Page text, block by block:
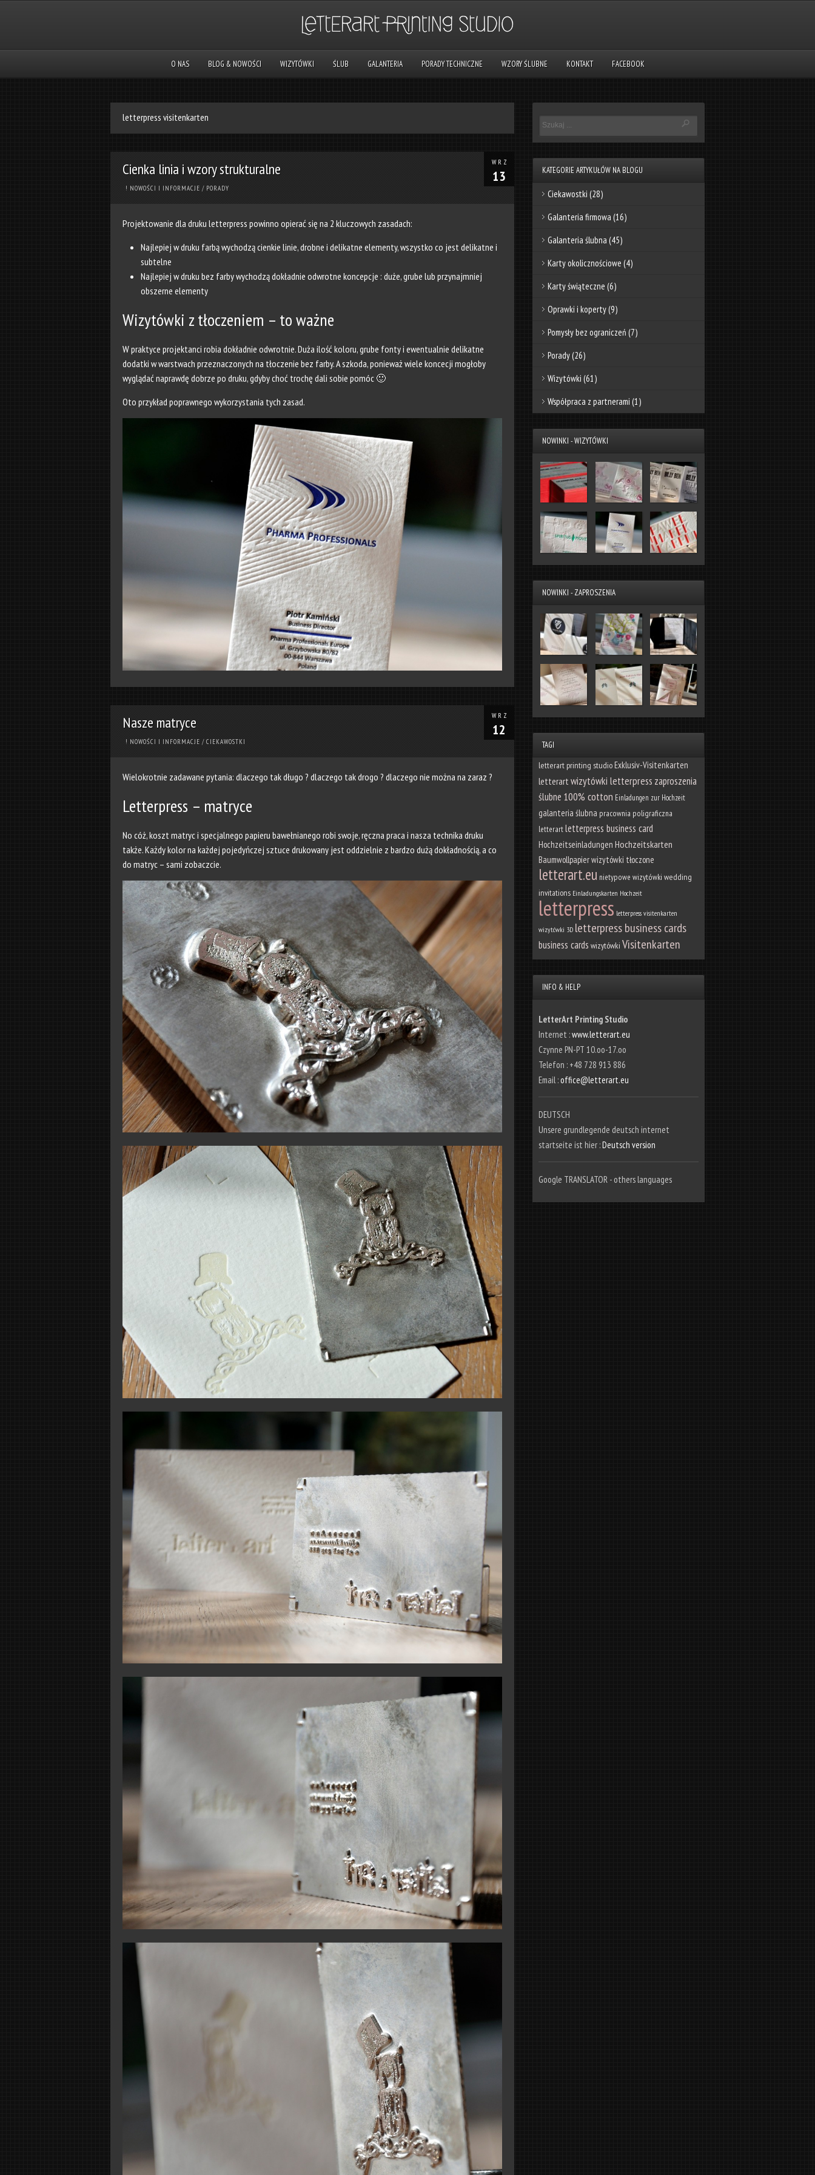
O NAS BLOG & NOWOŚCI WIZYTÓWKI ŚLUB GALANTERIA PORADY TECHNICZNE WZORY ŚLUBNE KONTAKT FACEBOOK
letterpress visitenkarten
WRZ
13
Cienka linia i wzory strukturalne
! NOWOŚCI I INFORMACJE / PORADY
Projektowanie dla druku letterpress powinno opierać się na 2 kluczowych zasadach:
Najlepiej w druku farbą wychodzą cienkie linie, drobne i delikatne elementy, wszystko co jest delikatne i
subtelne
Najlepiej w druku bez farby wychodzą dokładnie odwrotne koncepcje : duże, grube lub przynajmniej
obszerne elementy
Wizytówki z tłoczeniem – to ważne
W praktyce projektanci robia dokładnie odwrotnie. Duża ilość koloru, grube fonty i ewentualnie delikatne
dodatki w warstwach przeznaczonych na tłoczenie bez farby. A szkoda, ponieważ wiele koncecji mogłoby
wyglądać naprawdę dobrze po druku, gdyby choć trochę dali sobie pomóc 🙂
Oto przykład poprawnego wykorzystania tych zasad.
WRZ
12
Nasze matryce
! NOWOŚCI I INFORMACJE / CIEKAWOSTKI
Wielokrotnie zadawane pytania: dlaczego tak długo ? dlaczego tak drogo ? dlaczego nie można na zaraz ?
Letterpress – matryce
No cóż, koszt matryc i specjalnego papieru bawełnianego robi swoje, ręczna praca i nasza technika druku
także. Każdy kolor na każdej pojedyńczej sztuce drukowany jest oddzielnie z bardzo dużą dokładnością, a co
do matryc – sami zobaczcie.
KATEGORIE ARTYKUŁÓW NA BLOGU
Ciekawostki (28)
Galanteria firmowa (16)
Galanteria ślubna (45)
Karty okolicznościowe (4)
Karty świąteczne (6)
Oprawki i koperty(9)
Pomysły bez ograniczeń (7)
Porady(26)
Wizytówki (61)
Współpraca z partnerami (1)
NOWINKI - WIZYTÓWKI
NOWINKI - ZAPROSZENIA
TAGI
letterart printing studioExklusiv-Visitenkarten
letterart wizytówki letterpress zaproszenia
ślubne 100% cotton Einladungen zur Hochzeit
galanteria ślubna pracownia poligraficzna
letterartletterpress business card
Hochzeitseinladungen Hochzeitskarten
Baumwollpapierwizytówki tłoczone
letterart.eu nietypowe wizytówki wedding
invitations Einladungskarten Hochzeit
letterpress letterpress visitenkarten
wizytówki 3D letterpress business cards
business cards wizytówki Visitenkarten
INFO & HELP
LetterArt Printing Studio
Internet :www.letterart.eu
Czynne PN-PT 10.oo-17.oo
Telefon : +48 728 913 886
Email :office@letterart.eu
DEUTSCH
Unsere grundlegende deutsch internet
startseite ist hier :Deutsch version
Google TRANSLATOR - others languages